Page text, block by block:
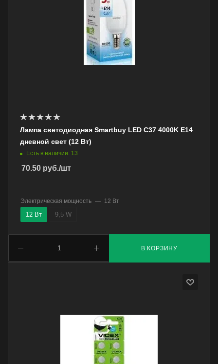
Лампа светодиодная Smartbuy LED C37 4000K E14
дневной свет (12 Вт)
Есть в наличии: 13
70.50 руб./шт
В КОРЗИНУ
Электрическая мощность — 12 Вт
12 Вт 9,5 W